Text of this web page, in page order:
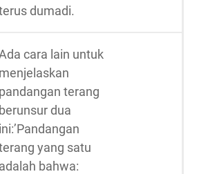
dumadi.
cara lain untuk
menjelaskan
pandangan terang
berunsur dua
ini:’Pandangan
yang satu
adalah bahwa: